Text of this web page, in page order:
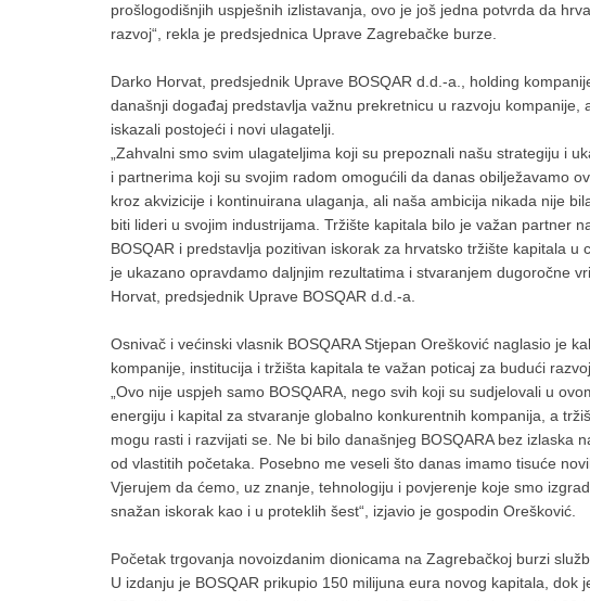
prošlogodišnjih uspješnih izlistavanja, ovo je još jedna potvrda da
razvoj“, rekla je predsjednica Uprave Zagrebačke burze.
Darko Horvat, predsjednik Uprave BOSQAR d.d.-a., holding
današnji događaj predstavlja važnu prekretnicu u razvoju kompanije,
iskazali postojeći i novi ulagatelji.
„Zahvalni smo svim ulagateljima koji su prepoznali našu strategiju i
i partnerima koji su svojim radom omogućili da danas obilježavamo
kroz akvizicije i kontinuirana ulaganja, ali naša ambicija nikada nije
biti lideri u svojim industrijama. Tržište kapitala bilo je važan partner
BOSQAR i predstavlja pozitivan iskorak za hrvatsko tržište kapitala
je ukazano opravdamo daljnjim rezultatima i stvaranjem dugoročne
Horvat, predsjednik Uprave BOSQAR d.d.-a.
Osnivač i većinski vlasnik BOSQARA Stjepan Orešković naglasio je
kompanije, institucija i tržišta kapitala te važan poticaj za budući razvoj.
„Ovo nije uspjeh samo BOSQARA, nego svih koji su sudjelovali u
energiju i kapital za stvaranje globalno konkurentnih kompanija, a
mogu rasti i razvijati se. Ne bi bilo današnjeg BOSQARA bez izlaska
od vlastitih početaka. Posebno me veseli što danas imamo tisuće
Vjerujem da ćemo, uz znanje, tehnologiju i povjerenje koje smo
snažan iskorak kao i u proteklih šest“, izjavio je gospodin Orešković.
Početak trgovanja novoizdanim dionicama na Zagrebačkoj burzi
U izdanju je BOSQAR prikupio 150 milijuna eura novog kapitala,